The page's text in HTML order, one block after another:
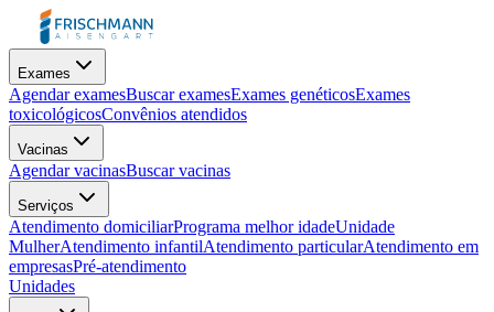
Exames
Agendar examesBuscar examesExames genéticosExames
toxicológicosConvênios atendidos
Vacinas
Agendar vacinasBuscar vacinas
Serviços
Atendimento domiciliarPrograma melhor idadeUnidade
MulherAtendimento infantilAtendimento particularAtendimento em
empresasPré-atendimento
Unidades